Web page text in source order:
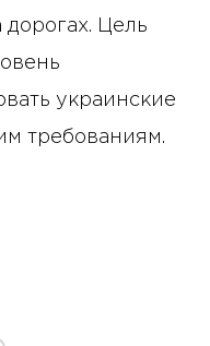
дорогах. Цель
украинские
требованиям.